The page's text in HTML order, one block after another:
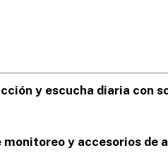
y escucha diaria con
y accesorios de